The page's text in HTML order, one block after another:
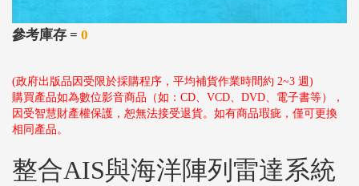
參考庫存 = 0
(政府出版品因受限於採購程序，平均補貨作業時間約 2~3 週)
購買產品如為數位影音商品（如：CD、VCD、DVD、電子書等），
因受智慧財產權保護，恕無法接受退貨。如有商品瑕疵，僅可更換
相同產品。
整合AIS與海洋陣列雷達系統